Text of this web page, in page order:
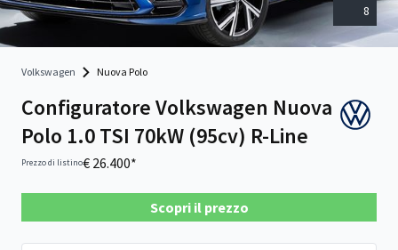
8
Volkswagen Nuova Polo
Configuratore Volkswagen Nuova
Polo 1.0 TSI 70kW (95cv) R-Line
Prezzo di listino€ 26.400*
Scopri il prezzo